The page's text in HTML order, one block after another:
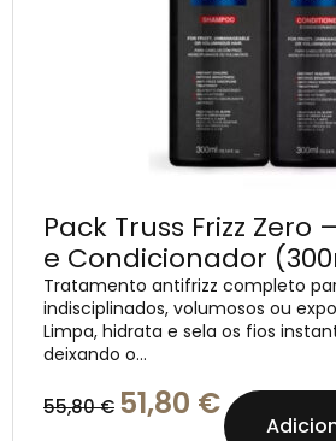
Pack Truss Frizz Zero
e Condicionador
Tratamento antifrizz completo
indisciplinados, volumosos ou
Limpa, hidrata e sela os fios
deixando o...
55,80€ 51,80 €